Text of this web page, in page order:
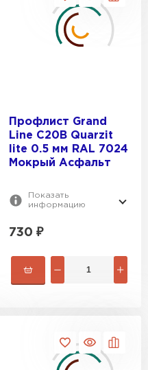
Профлист Grand
Line С20В Quarzit
lite 0.5 мм RAL 7024
Мокрый Асфальт
Показать
информацию
730 ₽